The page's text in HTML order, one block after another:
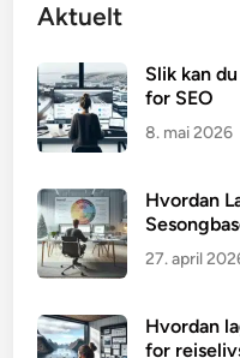
Aktuelt
Slik kan
for SEO
8. mai 2026
Hvordan
27. april
Hvordan
for